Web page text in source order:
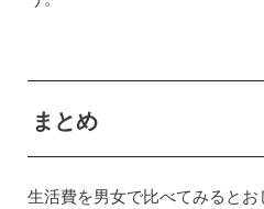
まとめ
生活費を男女で比べてみると